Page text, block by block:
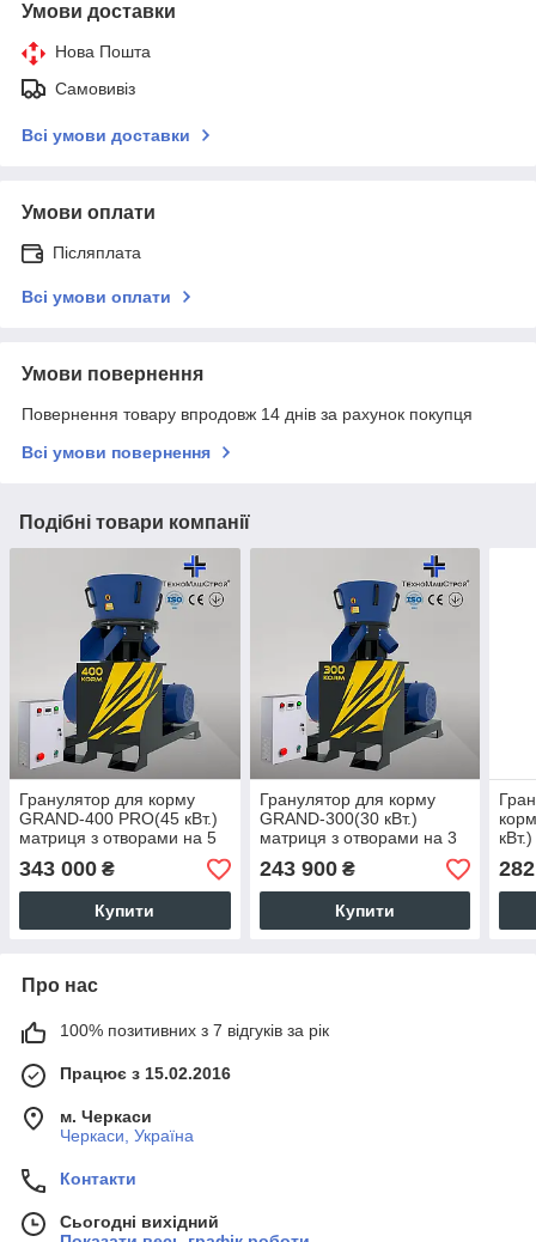
Умови доставки
Нова Пошта
Самовивіз
Всі умови доставки
Умови оплати
Післяплата
Всі умови оплати
Умови повернення
Повернення товару впродовж 14 днів за рахунок покупця
Всі умови повернення
Подібні товари компанії
Гранулятор для корму
GRAND-400 PRO(45 кВт.)
матриця з отворами на 5
343 000 ₴
Купити
Гранулятор для корму
GRAND-300(30 кВт.)
матриця з отворами на 3
243 900₴
Купити
кВт.)
Про нас
100% позитивних з 7 відгуків за рік
Працює з 15.02.2016
м. Черкаси
Черкаси, Україна
Контакти
Сьогодні вихідний